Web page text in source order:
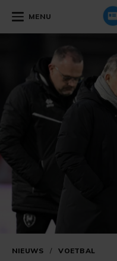
MENU
NIEUWS / VOETBAL